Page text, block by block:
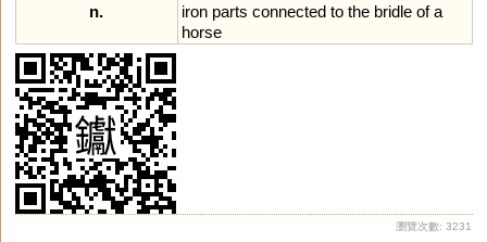
n.
iron parts connected to the bridle of a
horse
瀏覽次數: 3231